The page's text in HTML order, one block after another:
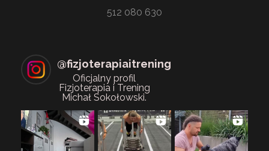
512 080 630
@fizjoterapiaitrening
Oficjalny profil
Fizjoterapia i Trening
Michał Sokołowski.